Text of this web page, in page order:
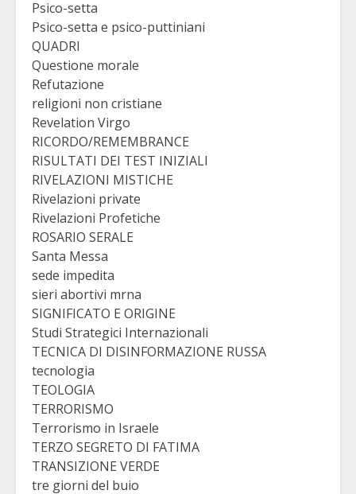
Psico-setta
Psico-setta e psico-puttiniani
QUADRI
Questione morale
Refutazione
religioni non cristiane
Revelation Virgo
RICORDO/REMEMBRANCE
RISULTATI DEI TEST INIZIALI
RIVELAZIONI MISTICHE
Rivelazioni private
Rivelazioni Profetiche
ROSARIO SERALE
Santa Messa
sede impedita
sieri abortivi mrna
SIGNIFICATO E ORIGINE
Studi Strategici Internazionali
TECNICA DI DISINFORMAZIONE RUSSA
tecnologia
TEOLOGIA
TERRORISMO
Terrorismo in Israele
TERZO SEGRETO DI FATIMA
TRANSIZIONE VERDE
tre giorni del buio